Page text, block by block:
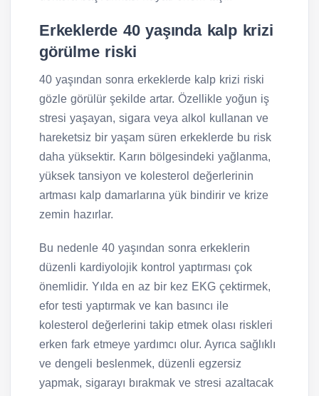
Erkeklerde 40 yaşında kalp krizi
görülme riski
40 yaşından sonra erkeklerde kalp krizi riski
gözle görülür şekilde artar. Özellikle yoğun iş
stresi yaşayan, sigara veya alkol kullanan ve
hareketsiz bir yaşam süren erkeklerde bu risk
daha yüksektir. Karın bölgesindeki yağlanma,
yüksek tansiyon ve kolesterol değerlerinin
artması kalp damarlarına yük bindirir ve krize
zemin hazırlar.
Bu nedenle 40 yaşından sonra erkeklerin
düzenli kardiyolojik kontrol yaptırması çok
önemlidir. Yılda en az bir kez EKG çektirmek,
efor testi yaptırmak ve kan basıncı ile
kolesterol değerlerini takip etmek olası riskleri
erken fark etmeye yardımcı olur. Ayrıca sağlıklı
ve dengeli beslenmek, düzenli egzersiz
yapmak, sigarayı bırakmak ve stresi azaltacak